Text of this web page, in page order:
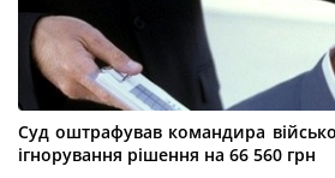
Суд оштрафував командира
ігнорування рішення на 66 560 грн